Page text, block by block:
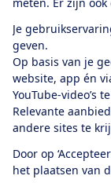
Je
geven.
Op basis van je
website, app én
YouTube-video’s
Relevante
andere sites te
Door op
het plaatsen van
Algemene
Cookiebeleid
12.901